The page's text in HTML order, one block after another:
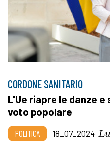
CORDONE SANITARIO
L'Ue riapre le danze e
voto popolare
POLITICA 18_07_2024